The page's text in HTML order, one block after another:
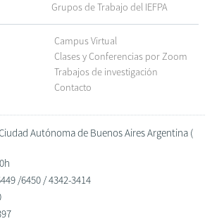
Grupos de Trabajo del IEFPA
Campus Virtual
Clases y Conferencias por Zoom
Trabajos de investigación
Contacto
Autónoma de Buenos Aires Argentina (
/6450 / 4342-3414